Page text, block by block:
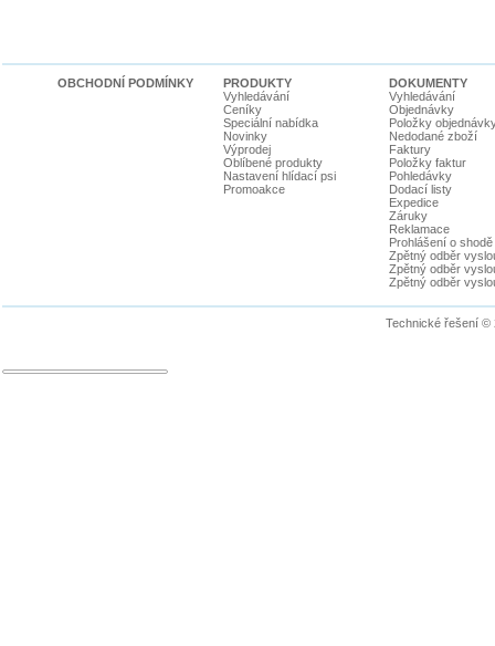
OBCHODNÍ PODMÍNKY
PRODUKTY
Vyhledávání
Ceníky
Speciální nabídka
Novinky
Výprodej
Oblíbené produkty
Nastavení hlídací psi
Promoakce
DOKUMENTY
Vyhledávání
Objednávky
Položky
Nedodané zboží
Faktury
Položky faktur
Pohledávky
Dodací listy
Expedice
Záruky
Reklamace
Prohlášení o shodě
Zpětný odběr
Zpětný odběr
Zpětný odběr
Technické řešení ©